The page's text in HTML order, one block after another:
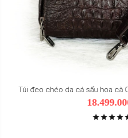
Túi đeo chéo da cá sấu hoa cà